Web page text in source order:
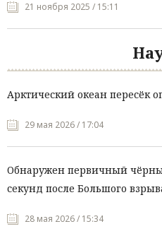
21 ноября 2025 / 15:11
Арктический океан пересёк
29 мая 2026 / 17:04
Обнаружен первичный
секунд после Большого
28 мая 2026 / 15:34